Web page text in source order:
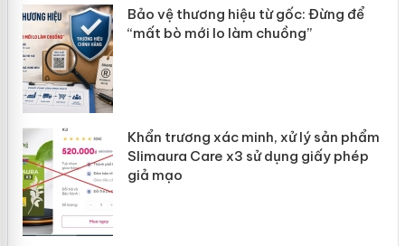
Bảo vệ thương hiệu từ gốc: Đừng để
“mất bò mới lo làm chuồng”
Khẩn trương xác minh, xử lý sản phẩm
Slimaura Care x3 sử dụng giấy phép
giả mạo